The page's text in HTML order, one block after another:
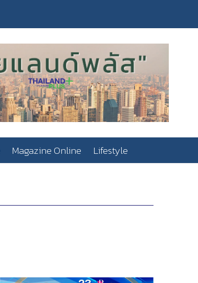
Magazine Online Lifestyle